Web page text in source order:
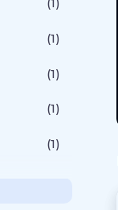
(1)
(1)
(1)
(1)